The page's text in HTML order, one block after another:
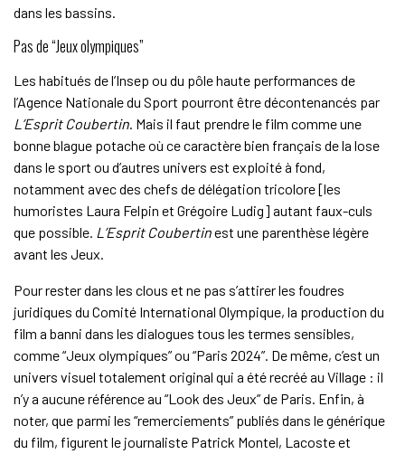
dans les bassins.
Pas de “Jeux olympiques”
Les habitués de l’Insep ou du pôle haute performances de
l’Agence Nationale du Sport pourront être décontenancés par
L’Esprit Coubertin. Mais il faut prendre le film comme une
bonne blague potache où ce caractère bien français de la lose
dans le sport ou d’autres univers est exploité à fond,
notamment avec des chefs de délégation tricolore [les
humoristes Laura Felpin et Grégoire Ludig] autant faux-culs
que possible. L’Esprit Coubertinest une parenthèse légère
avant les Jeux.
Pour rester dans les clous et ne pas s’attirer les foudres
juridiques du Comité International Olympique, la production du
film a banni dans les dialogues tous les termes sensibles,
comme “Jeux olympiques” ou “Paris 2024”. De même, c’est un
univers visuel totalement original qui a été recréé au Village : il
n’y a aucune référence au “Look des Jeux” de Paris. Enfin, à
noter, que parmi les “remerciements” publiés dans le générique
du film, figurent le journaliste Patrick Montel, Lacoste et